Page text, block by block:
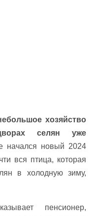
хозяйство
селян уже
начался новый 2024
вся птица, которая
в холодную зиму,
пенсионер,